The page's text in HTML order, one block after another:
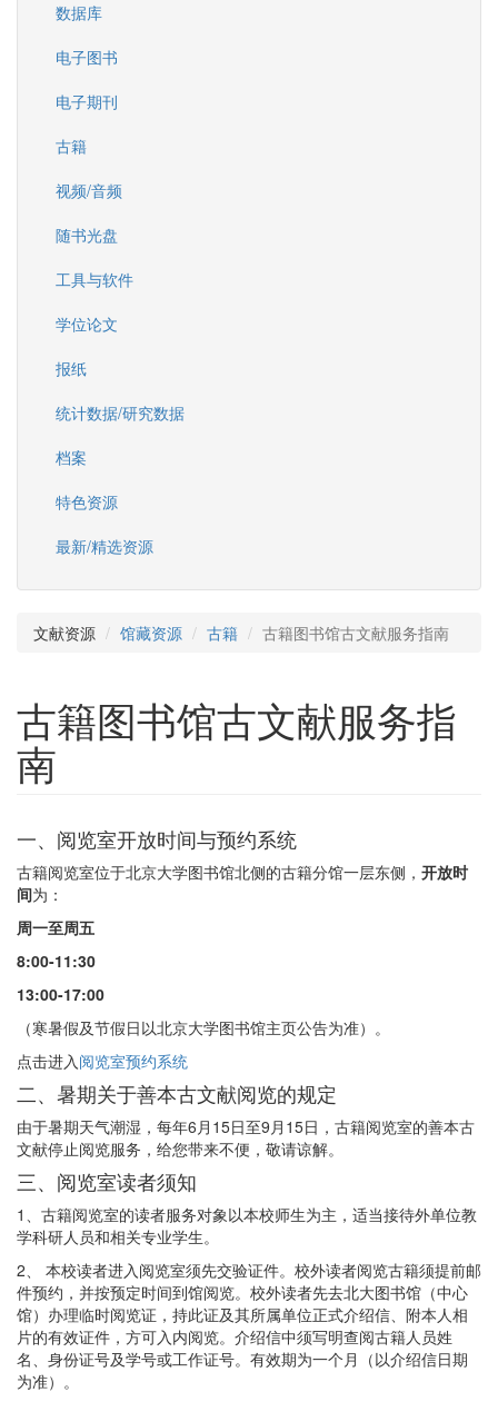
数据库
电子图书
电子期刊
古籍
视频/音频
随书光盘
工具与软件
学位论文
报纸
统计数据/研究数据
档案
特色资源
最新/精选资源
文献资源 馆藏资源 古籍 古籍图书馆古文献服务指南
古籍图书馆古文献服务指
南
一、阅览室开放时间与预约系统
古籍阅览室位于北京大学图书馆北侧的古籍分馆一层东侧， 开放时
间为：
周一至周五
8:00-11:30
13:00-17:00
（寒暑假及节假日以北京大学图书馆主页公告为准）。
点击进入阅览室预约系统
二、暑期关于善本古文献阅览的规定
由于暑期天气潮湿，每年6月15日至9月15日，古籍阅览室的善本古
文献停止阅览服务，给您带来不便，敬请谅解。
三、阅览室读者须知
1、古籍阅览室的读者服务对象以本校师生为主，适当接待外单位教
学科研人员和相关专业学生。
2、 本校读者进入阅览室须先交验证件。校外读者阅览古籍须提前邮
件预约，并按预定时间到馆阅览。校外读者先去北大图书馆（中心
馆）办理临时阅览证，持此证及其所属单位正式介绍信、附本人相
片的有效证件，方可入内阅览。介绍信中须写明查阅古籍人员姓
名、身份证号及学号或工作证号。有效期为一个月（以介绍信日期
为准）。